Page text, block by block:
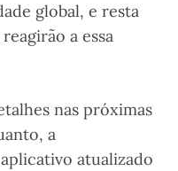
global, e resta
a essa
nas próximas
a
atualizado